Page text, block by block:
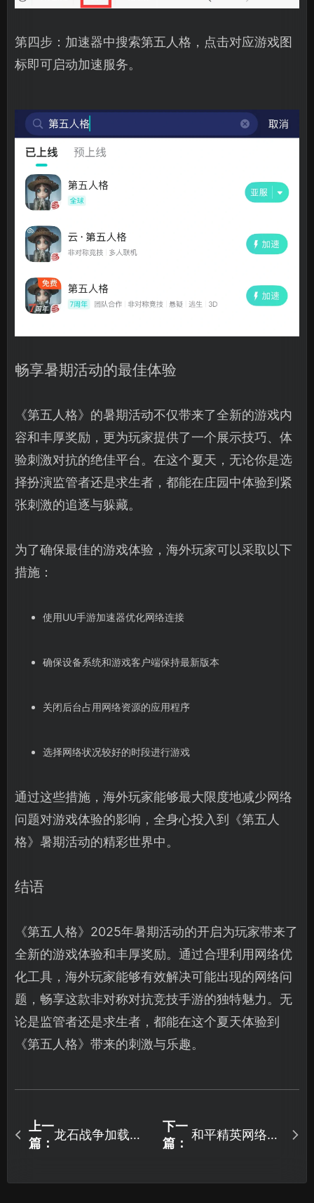
第四步：加速器中搜索第五人格，点击对应游戏图
标即可启动加速服务。
畅享暑期活动的最佳体验
《第五人格》的暑期活动不仅带来了全新的游戏内
容和丰厚奖励，更为玩家提供了一个展示技巧、体
验刺激对抗的绝佳平台。在这个夏天，无论你是选
择扮演监管者还是求生者，都能在庄园中体验到紧
张刺激的追逐与躲藏。
为了确保最佳的游戏体验，海外玩家可以采取以下
措施：
使用UU手游加速器优化网络连接
确保设备系统和游戏客户端保持最新版本
关闭后台占用网络资源的应用程序
选择网络状况较好的时段进行游戏
通过这些措施，海外玩家能够最大限度地减少网络
问题对游戏体验的影响，全身心投入到《第五人
格》暑期活动的精彩世界中。
结语
《第五人格》2025年暑期活动的开启为玩家带来了
全新的游戏体验和丰厚奖励。通过合理利用网络优
化工具，海外玩家能够有效解决可能出现的网络问
题，畅享这款非对称对抗竞技手游的独特魅力。无
论是监管者还是求生者，都能在这个夏天体验到
《第五人格》带来的刺激与乐趣。
上一
篇：
龙石战争加载
下一
篇：
和平精英网络异